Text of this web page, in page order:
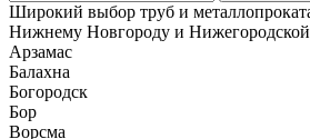
Широкий выбор труб и
Нижнему Новгороду и Нижегородской
Арзамас
Балахна
Богородск
Бор
Ворсма